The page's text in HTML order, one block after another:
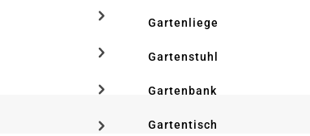
Gartenliege
Gartenstuhl
Gartenbank
Gartentisch